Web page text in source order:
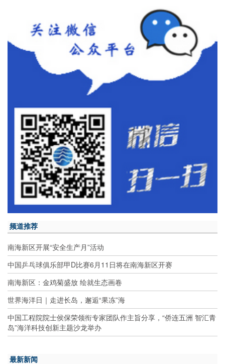
频道推荐
南海新区开展“安全生产月”活动
中国乒乓球俱乐部甲D比赛6月11日将在南海新区开赛
南海新区：金鸡菊盛放 绘就生态画卷
世界海洋日｜走进长岛，邂逅“果冻”海
中国工程院院士侯保荣领衔专家团队作主旨分享，“侨连五洲 智汇青
岛”海洋科技创新主题沙龙举办
最新新闻